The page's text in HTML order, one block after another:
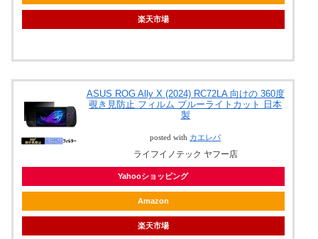
楽天市場
ASUS ROG Ally X (2024) RC72LA 向けの 360度
覗き見防止 フィルム ブルーライトカット 日本
製
posted with カエレバ
ライフイノテック ヤフー店
Yahooショッピング
Amazon
楽天市場